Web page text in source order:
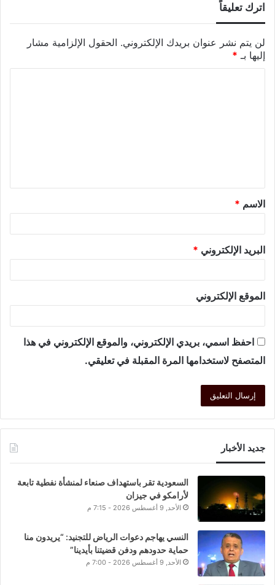
اترك تعليقاً
لن يتم نشر عنوان بريدك الإلكتروني. الحقول الإلزامية مشار
إليها بـ *
الاسم *
البريد الإلكتروني *
الموقع الإلكتروني
احفظ اسمي، بريدي الإلكتروني، والموقع الإلكتروني في هذا
المتصفح لاستخدامها المرة المقبلة في تعليقي.
جديد الأخبار
السعودية تقر باستهداف صنعاء لمنشأة نفطية تابعة
لأرامكو في جيزان
الأحد, 9 أغسطس 2026 - 7:15 م
النسي يهاجم دعوات الرياض للتجنيد: “يريدون منا
حماية حدودهم ودفن قضيتنا بأيدينا”
الأحد, 9 أغسطس 2026 - 7:00 م